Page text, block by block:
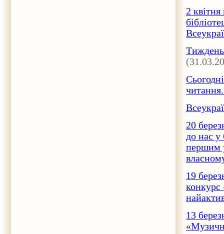
2
Тиждень
20
до нас у
першим
19
конкурс
13